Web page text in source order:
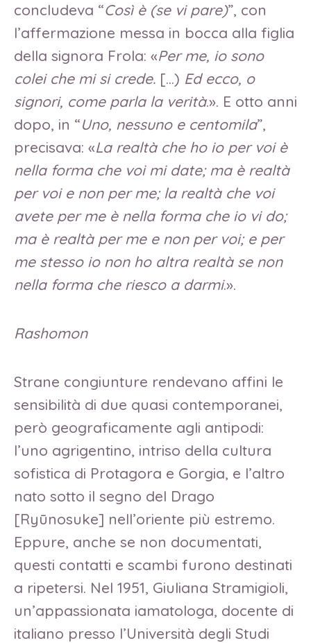
concludeva “Così è (se vi pare)”, con
l’affermazione messa in bocca alla figlia
della signora Frola: «Per me, io sono
colei che mi si crede. […) Ed ecco, o
signori, come parla la verità.». E otto anni
dopo, in “Uno, nessuno e centomila”,
precisava: «La realtà che ho io per voi è
nella forma che voi mi date; ma è realtà
per voi e non per me; la realtà che voi
avete per me è nella forma che io vi do;
ma è realtà per me e non per voi; e per
me stesso io non ho altra realtà se non
nella forma che riesco a darmi.».
Rashomon
Strane congiunture rendevano affini le
sensibilità di due quasi contemporanei,
però geograficamente agli antipodi:
l’uno agrigentino, intriso della cultura
sofistica di Protagora e Gorgia, e l’altro
nato sotto il segno del Drago
[Ryūnosuke] nell’oriente più estremo.
Eppure, anche se non documentati,
questi contatti e scambi furono destinati
a ripetersi. Nel 1951, Giuliana Stramigioli,
un’appassionata iamatologa, docente di
italiano presso l’Università degli Studi